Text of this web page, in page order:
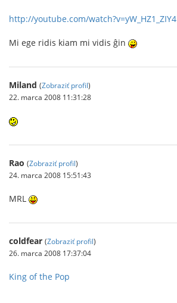
http://youtube.com/watch?v=yW_HZ1_ZIY4
Mi ege ridis kiam mi vidis ĝin
Miland (Zobraziť profil)
22. marca 2008 11:31:28
Rao (Zobraziť profil)
24. marca 2008 15:51:43
MRL
coldfear (Zobraziť profil)
26. marca 2008 17:37:04
King of the Pop